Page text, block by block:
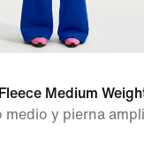
Medium
medio y pierna